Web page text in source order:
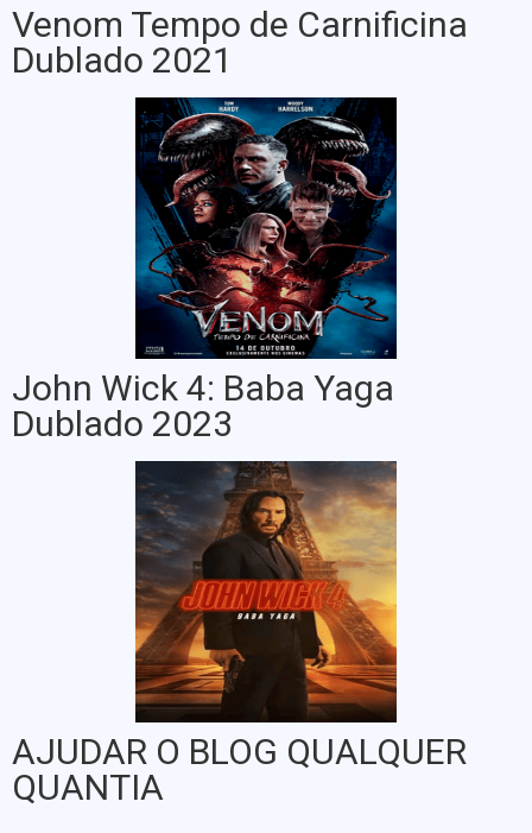
Venom Tempo de Carnificina
Dublado 2021
John Wick 4: Baba Yaga
Dublado 2023
AJUDAR O BLOG QUALQUER
QUANTIA